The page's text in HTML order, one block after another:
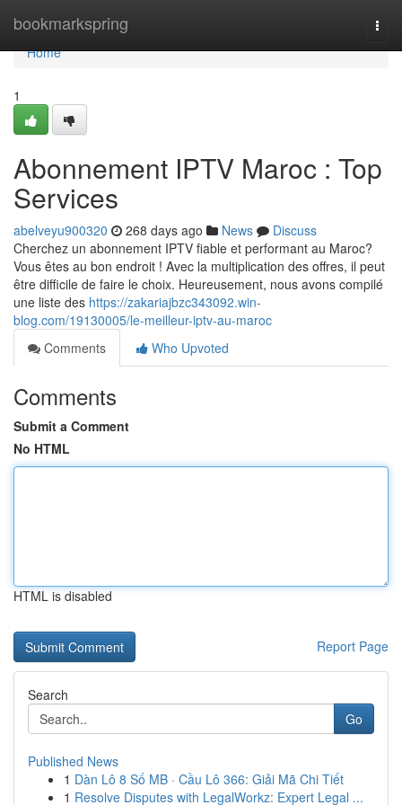
bookmarkspring
Home
Home
1
Abonnement IPTV Maroc : Top
Services
abelveyu900320 268 days ago News
Discuss
Cherchez un abonnement IPTV fiable et performant au Maroc?
Vous êtes au bon endroit ! Avec la multiplication des offres, il peut
être difficile de faire le choix. Heureusement, nous avons compilé
une liste des https://zakariajbzc343092.win-
blog.com/19130005/le-meilleur-iptv-au-maroc
Comments
Who Upvoted
Comments
Submit a Comment
No HTML
HTML is disabled
Report Page
Search
Go
Published News
1 Dàn Lô 8 Số MB · Cầu Lô 366: Giải Mã Chi Tiết
1 Resolve Disputes with LegalWorkz: Expert Legal ...